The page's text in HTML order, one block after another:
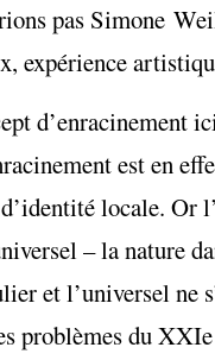
pas Simone
expérience
d’enracinement
est en
locale. Or
– la nature
et l’universel ne
problèmes du